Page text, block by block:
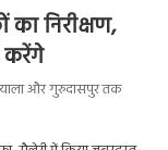
का निरीक्षण,
करेंगे
और गुरुदासपुर तक